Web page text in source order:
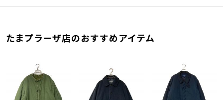
たまプラーザ店のおすすめアイテム